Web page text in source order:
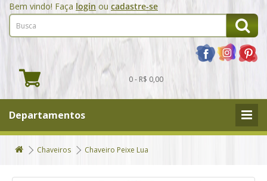
Bem vindo! Faça login ou cadastre-se
0 - R$ 0,00
Departamentos
Chaveiros Chaveiro Peixe Lua